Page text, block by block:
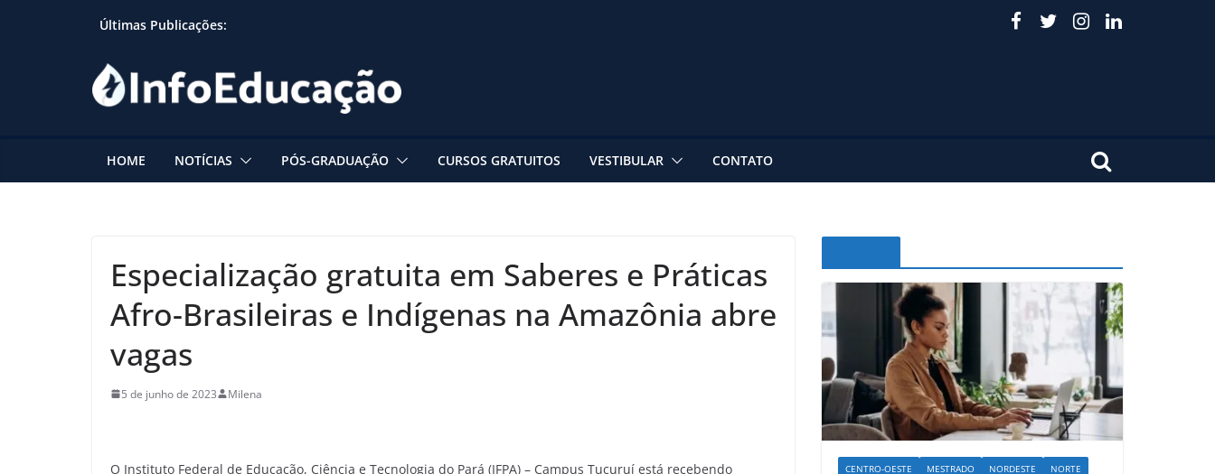
Últimas Publicações:
HOME NOTÍCIAS PÓS-GRADUAÇÃO CURSOS GRATUITOS VESTIBULAR CONTATO
Especialização gratuita em Saberes e Práticas
Afro-Brasileiras e Indígenas na Amazônia abre
vagas
5 de junho de 2023 Milena
O Instituto Federal de Educação, Ciência e Tecnologia do Pará (IFPA) – Campus Tucuruí está recebendo
CENTRO-OESTE MESTRADO NORDESTE
NORTE